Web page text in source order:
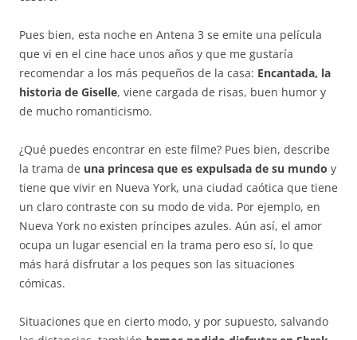
Pues bien, esta noche en Antena 3 se emite una película
que vi en el cine hace unos años y que me gustaría
recomendar a los más pequeños de la casa: Encantada, la
historia de Giselle, viene cargada de risas, buen humor y
de mucho romanticismo.
¿Qué puedes encontrar en este filme? Pues bien, describe
la trama de una princesa que es expulsada de su mundo y
tiene que vivir en Nueva York, una ciudad caótica que tiene
un claro contraste con su modo de vida. Por ejemplo, en
Nueva York no existen príncipes azules. Aún así, el amor
ocupa un lugar esencial en la trama pero eso sí, lo que
más hará disfrutar a los peques son las situaciones
cómicas.
Situaciones que en cierto modo, y por supuesto, salvando